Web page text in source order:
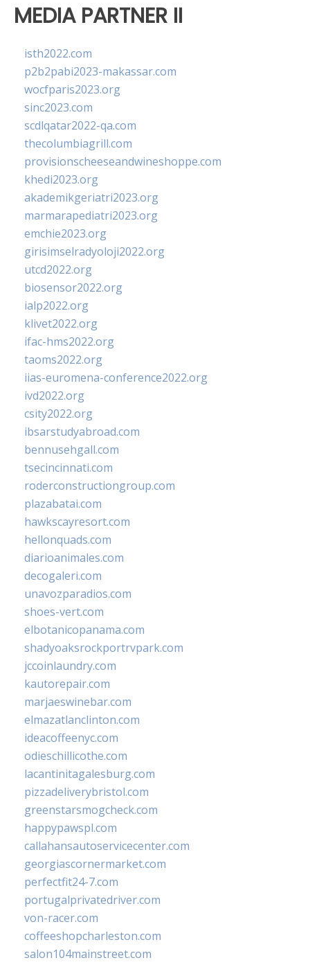
MEDIA PARTNER II
isth2022.com
p2b2pabi2023-makassar.com
wocfparis2023.org
sinc2023.com
scdlqatar2022-qa.com
thecolumbiagrill.com
provisionscheeseandwineshoppe.com
khedi2023.org
akademikgeriatri2023.org
marmarapediatri2023.org
emchie2023.org
girisimselradyoloji2022.org
utcd2022.org
biosensor2022.org
ialp2022.org
klivet2022.org
ifac-hms2022.org
taoms2022.org
iias-euromena-conference2022.org
ivd2022.org
csity2022.org
ibsarstudyabroad.com
bennusehgall.com
tsecincinnati.com
roderconstructiongroup.com
plazabatai.com
hawkscayresort.com
hellonquads.com
diarioanimales.com
decogaleri.com
unavozparadios.com
shoes-vert.com
elbotanicopanama.com
shadyoaksrockportrvpark.com
jccoinlaundry.com
kautorepair.com
marjaeswinebar.com
elmazatlanclinton.com
ideacoffeenyc.com
odieschillicothe.com
lacantinitagalesburg.com
pizzadeliverybristol.com
greenstarsmogcheck.com
happypawspl.com
callahansautoservicecenter.com
georgiascornermarket.com
perfectfit24-7.com
portugalprivatedriver.com
von-racer.com
coffeeshopcharleston.com
salon104mainstreet.com